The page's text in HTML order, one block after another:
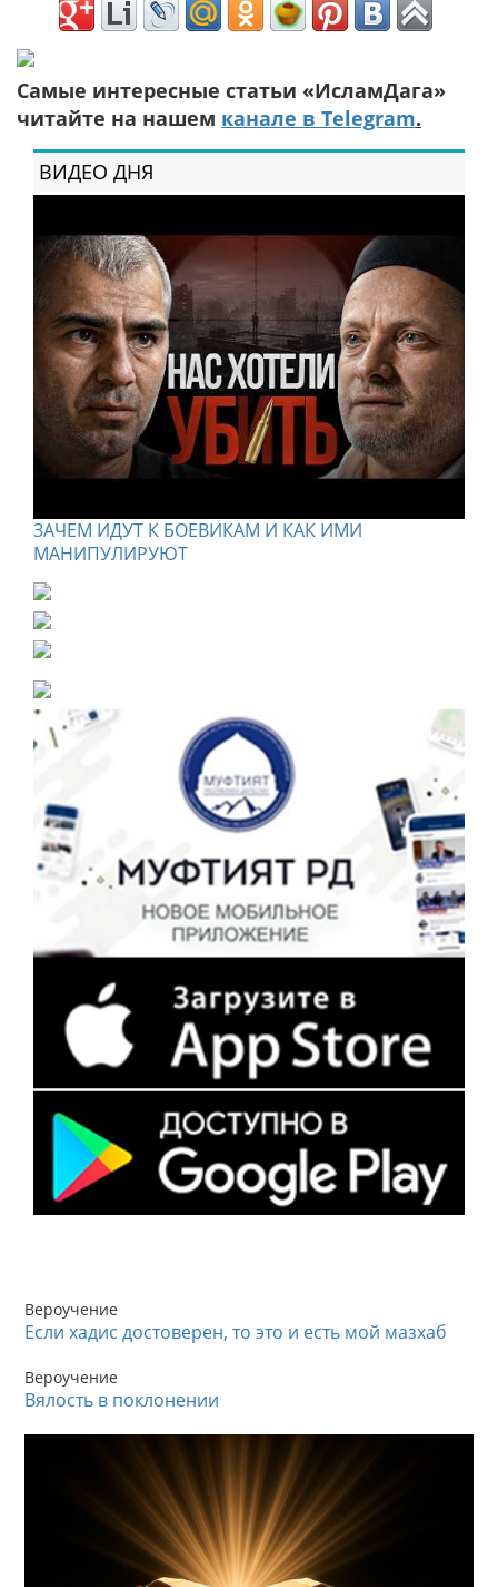
Самые интересные статьи «ИсламДага»
читайте на нашем канале в Telegram.
ВИДЕО ДНЯ
ЗАЧЕМ ИДУТ К БОЕВИКАМ И КАК ИМИ
МАНИПУЛИРУЮТ
Вероучение
Если хадис достоверен, то это и есть мой мазхаб
Вероучение
Вялость в поклонении